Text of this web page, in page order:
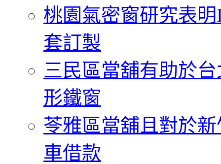
桃園氣密窗研究表
套訂製
三民區當舖有助於
形鐵窗
苓雅區當舖且對於
車借款